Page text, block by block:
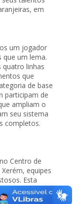
em
um jogador
que um lema.
quatro linhas
que
de base
participam de
ampliam o
seu sistema
completos.
Centro de
equipes
Esta
de